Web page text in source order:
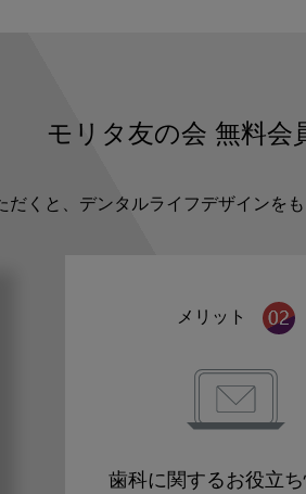
モリタ友の会 無料会
だくと、デンタルライフデザインを
メリット
歯科に関するお役立